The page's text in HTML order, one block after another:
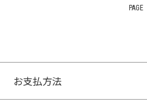
PAGE
お支払方法